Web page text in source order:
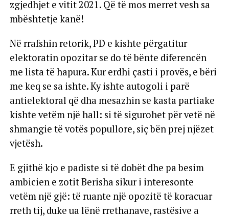
zgjedhjet e vitit 2021. Që të mos merret vesh sa
mbështetje kanë!
Në rrafshin retorik, PD e kishte përgatitur
elektoratin opozitar se do të bënte diferencën
me lista të hapura. Kur erdhi çasti i provës, e bëri
me keq se sa ishte. Ky ishte autogoli i parë
antielektoral që dha mesazhin se kasta partiake
kishte vetëm një hall: si të sigurohet për vetë në
shmangie të votës popullore, siç bën prej njëzet
vjetësh.
E gjithë kjo e padiste si të dobët dhe pa besim
ambicien e zotit Berisha sikur i interesonte
vetëm një gjë: të ruante një opozitë të koracuar
rreth tij, duke ua lënë rrethanave, rastësive a